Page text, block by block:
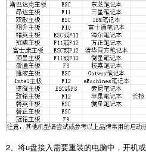
2、将u盘接入需要重装的电脑中，开机